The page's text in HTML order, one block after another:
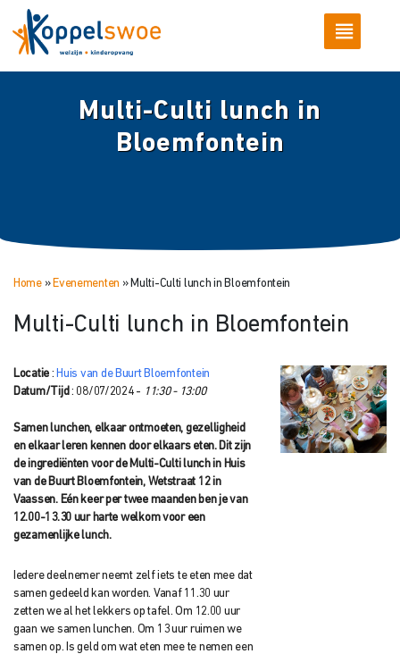
Multi-Culti lunch in
Bloemfontein
Home» Evenementen » Multi-Culti lunch in Bloemfontein
Multi-Culti lunch in Bloemfontein
Locatie : Huis van de Buurt Bloemfontein
Datum/Tijd : 08/07/2024 - 11:30 - 13:00
Samen lunchen, elkaar ontmoeten, gezelligheid
en elkaar leren kennen door elkaars eten. Dit zijn
de ingrediënten voor de Multi-Culti lunch in Huis
van de Buurt Bloemfontein, Wetstraat 12 in
Vaassen. Eén keer per twee maanden ben je van
12.00-13.30 uur harte welkom voor een
gezamenlijke lunch.
Iedere deelnemer neemt zelf iets te eten mee dat
samen gedeeld kan worden. Vanaf 11.30 uur
zetten we al het lekkers op tafel. Om 12.00 uur
gaan we samen lunchen. Om 13 uur ruimen we
samen op. Is geld om wat eten mee te nemen een